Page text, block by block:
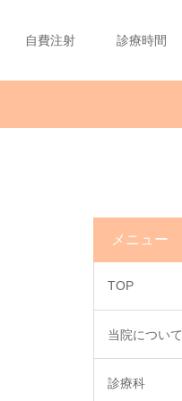
自費注射 診療時間
メニュー
TOP
当院について
診療科